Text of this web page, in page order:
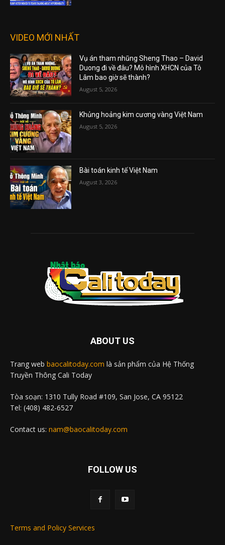
VIDEO MỚI NHẤT
Vụ án tham nhũng Sheng Thao – David
Duong đi về đâu? Mô hình XHCN của Tô
Lâm bao giờ sẽ thành?
August 5, 2026
Khủng hoảng kim cương vàng Việt Nam
August 5, 2026
Bài toán kinh tế Việt Nam
August 3, 2026
ABOUT US
Trang web baocalitoday.com là sản phẩm của Hệ Thống
Truyền Thông Cali Today
Tòa soạn: 1310 Tully Road #109, San Jose, CA 95122
Tel: (408) 482-6527
Contact us: nam@baocalitoday.com
FOLLOW US
Terms and Policy Services